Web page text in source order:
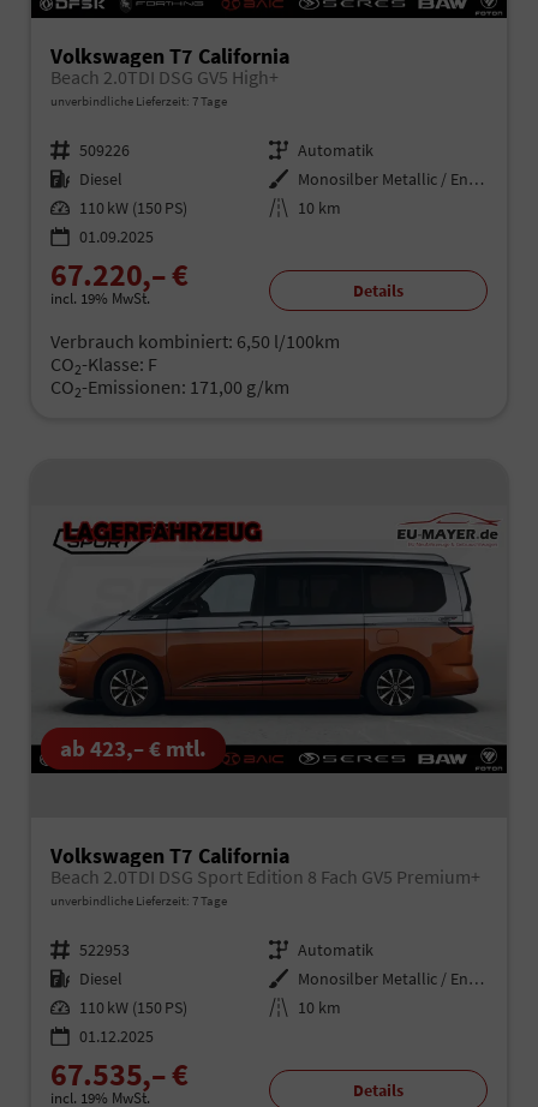
Volkswagen T7 California
Beach 2.0TDI DSG GV5 High+
unverbindliche Lieferzeit: 7 Tage
Fahrzeugnr. 509226 Getriebe Automatik
Kraftstoff Diesel Außenfarbe
Monosilber Metallic / Energeticorange Metallic Dach Schwarz
Leistung 110 kW (150 PS) Kilometerstand 10 km
01.09.2025
67.220,– €
incl. 19% MwSt. Details
Verbrauch kombiniert: 6,50 l/100km
CO2-Klasse: F
CO2-Emissionen: 171,00 g/km
ab 423,– € mtl.
Volkswagen T7 California
Beach 2.0TDI DSG Sport Edition 8 Fach GV5 Premium+
unverbindliche Lieferzeit: 7 Tage
Fahrzeugnr. 522953 Getriebe Automatik
Kraftstoff Diesel Außenfarbe
Monosilber Metallic / Energetic Orange Metallic
Leistung 110 kW (150 PS) Kilometerstand 10 km
01.12.2025
67.535,– €
incl. 19% MwSt. Details